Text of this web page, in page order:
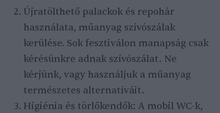
Újratölthető palackok és repohár
használata, műanyag szívószálak
kerülése. Sok fesztiválon manapság csak
kérésünkre adnak szívószálat. Ne
kérjünk, vagy használjuk a műanyag
természetes alternatíváit.
Higiénia és törlőkendők: A mobil WC-k,